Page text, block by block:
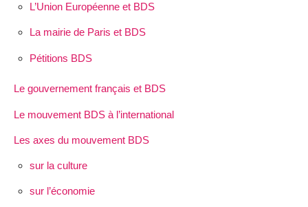
L’Union Européenne et BDS
La mairie de Paris et BDS
Pétitions BDS
Le gouvernement français et BDS
Le mouvement BDS à l’international
Les axes du mouvement BDS
sur la culture
sur l’économie